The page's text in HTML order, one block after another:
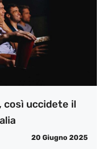
così uccidete il
20 Giugno 2025